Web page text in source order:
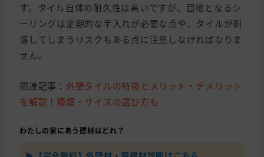
す。タイル自体の耐久性は高いですが、目地となるシ
ーリングは定期的な手入れが必要な点や、タイルが剥
落してしまうリスクもある点に注意しなければなりま
せん。
関連記事： 外壁タイルの特徴とメリット・デメリット
を解説！種類・サイズの選び方も
わたしの家にあう建材はどれ？